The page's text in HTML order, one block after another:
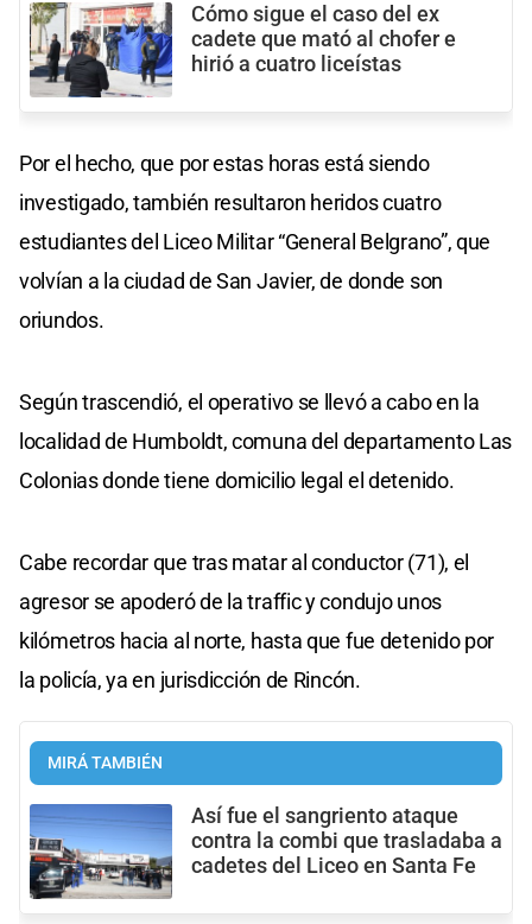
Cómo sigue el caso del ex
cadete que mató al chofer e
hirió a cuatro liceístas
Por el hecho, que por estas horas está siendo
investigado, también resultaron heridos cuatro
estudiantes del Liceo Militar “General Belgrano”, que
volvían a la ciudad de San Javier, de donde son
oriundos.
Según trascendió, el operativo se llevó a cabo en la
localidad de Humboldt, comuna del departamento Las
Colonias donde tiene domicilio legal el detenido.
Cabe recordar que tras matar al conductor (71), el
agresor se apoderó de la traffic y condujo unos
kilómetros hacia al norte, hasta que fue detenido por
la policía, ya en jurisdicción de Rincón.
MIRÁ TAMBIÉN
Así fue el sangriento ataque
contra la combi que trasladaba a
cadetes del Liceo en Santa Fe